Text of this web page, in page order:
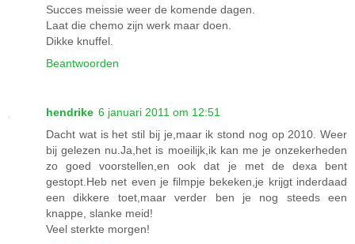
Succes meissie weer de komende dagen.
Laat die chemo zijn werk maar doen.
Dikke knuffel.
Beantwoorden
hendrike 6 januari 2011 om 12:51
Dacht wat is het stil bij je,maar ik stond nog op 2010. Weer
bij gelezen nu.Ja,het is moeilijk,ik kan me je onzekerheden
zo goed voorstellen,en ook dat je met de dexa bent
gestopt.Heb net even je filmpje bekeken,je krijgt inderdaad
een dikkere toet,maar verder ben je nog steeds een
knappe, slanke meid!
Veel sterkte morgen!